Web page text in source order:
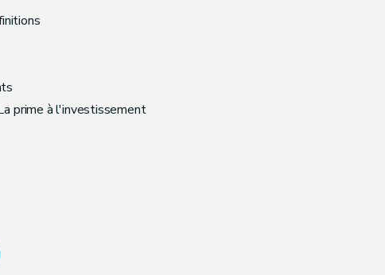
prime à l'investissement